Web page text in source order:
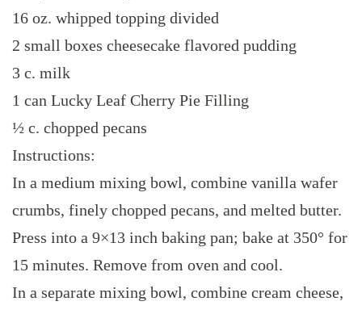
16 oz. whipped topping divided
2 small boxes cheesecake flavored pudding
3 c. milk
1 can Lucky Leaf Cherry Pie Filling
½ c. chopped pecans
Instructions:
In a medium mixing bowl, combine vanilla wafer
crumbs, finely chopped pecans, and melted butter.
Press into a 9×13 inch baking pan; bake at 350° for
15 minutes. Remove from oven and cool.
In a separate mixing bowl, combine cream cheese,